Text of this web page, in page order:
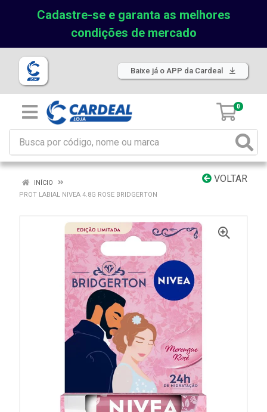
Cadastre-se e garanta as melhores
condições de mercado
Baixe já o APP da Cardeal
0
VOLTAR
INÍCIO
PROT LABIAL NIVEA 4.8G ROSE BRIDGERTON